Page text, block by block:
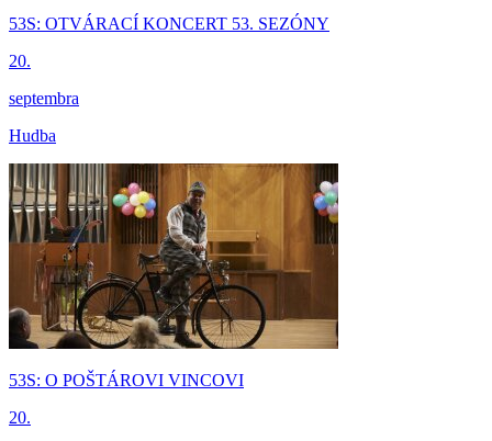
53S: OTVÁRACÍ KONCERT 53. SEZÓNY
20.
septembra
Hudba
53S: O POŠTÁROVI VINCOVI
20.